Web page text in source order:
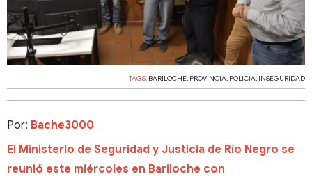
TAGS: BARILOCHE, PROVINCIA, POLICIA, INSEGURIDAD
Por: Bache3000
El Ministerio de Seguridad y Justicia de Río Negro se
reunió este miércoles en Bariloche con